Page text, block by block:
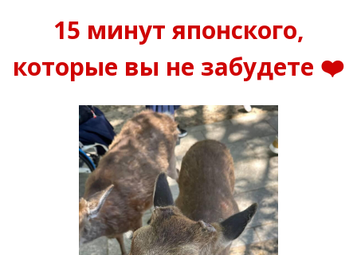
15 минут японского,
которые вы не забудете ❤️